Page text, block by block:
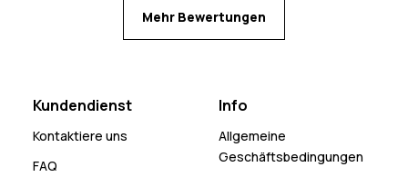
Mehr Bewertungen
Kundendienst
Kontaktiere uns
FAQ
Info
Allgemeine
Geschäftsbedingungen